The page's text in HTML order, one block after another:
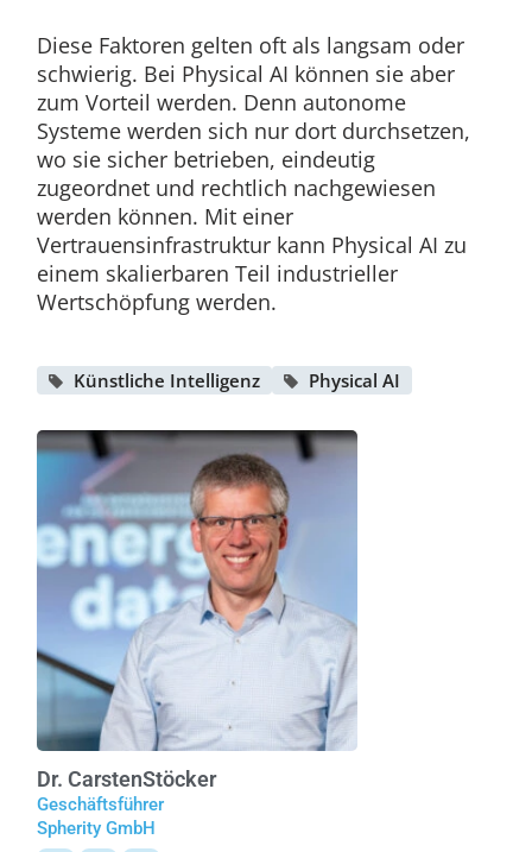
Diese Faktoren gelten oft als langsam oder
schwierig. Bei Physical AI können sie aber
zum Vorteil werden. Denn autonome
Systeme werden sich nur dort durchsetzen,
wo sie sicher betrieben, eindeutig
zugeordnet und rechtlich nachgewiesen
werden können. Mit einer
Vertrauensinfrastruktur kann Physical AI zu
einem skalierbaren Teil industrieller
Wertschöpfung werden.
Künstliche Intelligenz Physical AI
Dr. CarstenStöcker
Geschäftsführer
Spherity GmbH